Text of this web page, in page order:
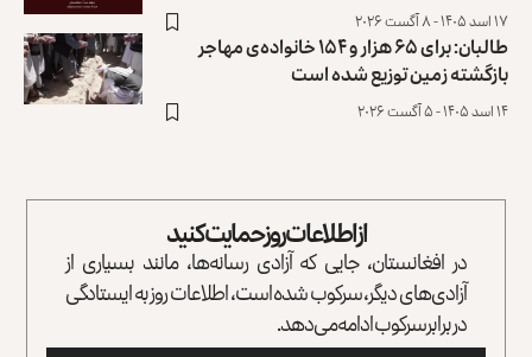
۱۷ اسد ۱۴۰۵ - ۸ آگست ۲۰۲۶
طالبان: برای ۶۵ هزار و ۱۵۴ خانواده‌ی مهاجر
بازگشته زمین توزیع ‏شده است
۱۴ اسد ۱۴۰۵ - ۵ آگست ۲۰۲۶
از اطلاعات روز حمایت کنید
در افغانستان، جایی که آزادی رسانه‌ها، مانند بسیاری از
آزادی‌های دیگر، سرکوب شده است، اطلاعات روز به ایستادگی
در برابر سرکوب ادامه می‌دهد.